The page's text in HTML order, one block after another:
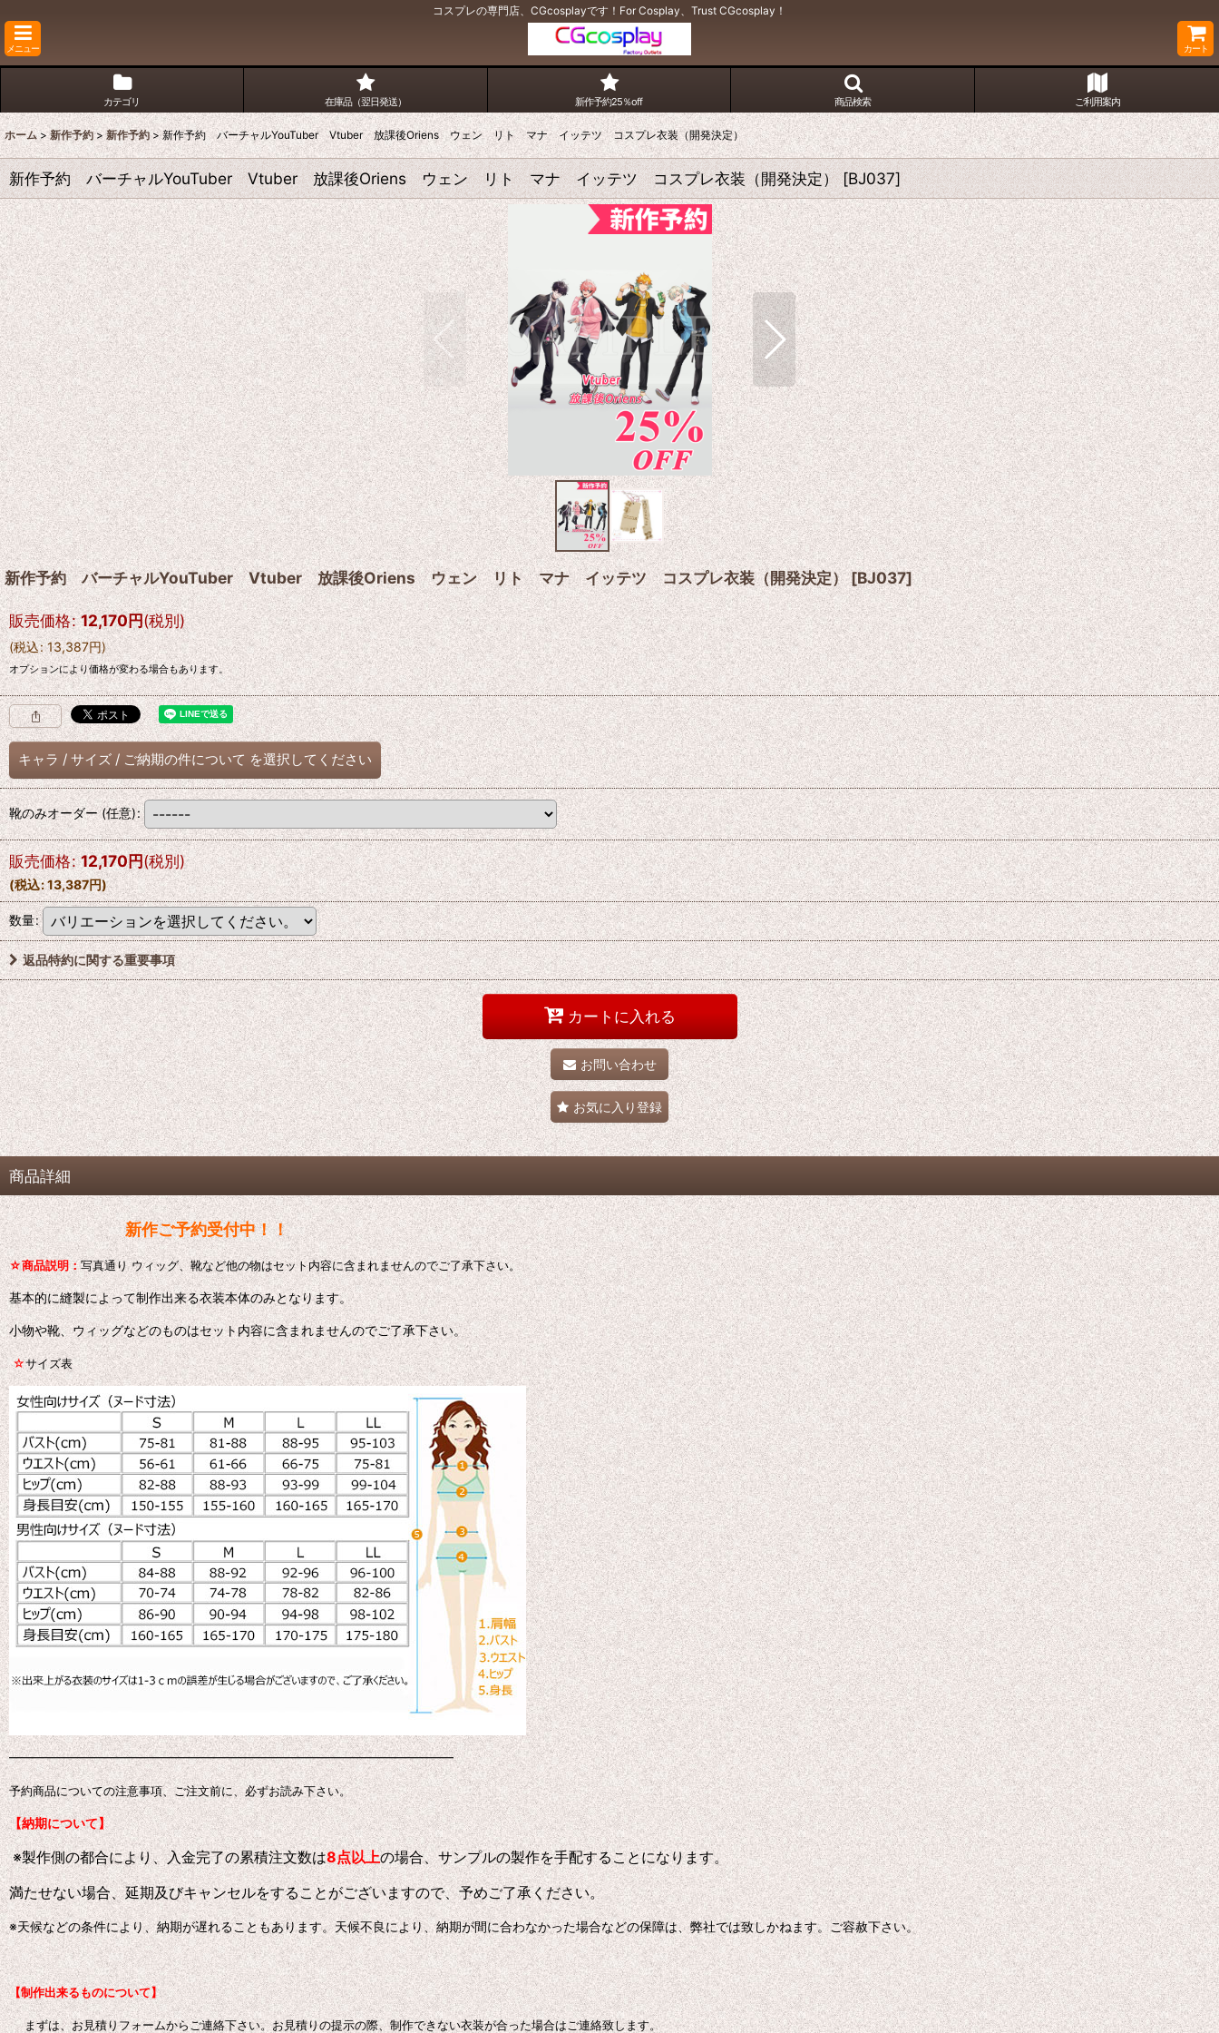
コスプレの専門店、CGcosplayです！For Cosplay、Trust CGcosplay！
メニュー カート
カテゴリ 在庫品（翌日発送） 新作予約25％off 商品検索 ご利用案内
ホーム > 新作予約 > 新作予約 > 新作予約 バーチャルYouTuber Vtuber 放課後Oriens ウェン リト マナ イッテツ コスプレ衣装（開発決定）
新作予約 バーチャルYouTuber Vtuber 放課後Oriens ウェン リト マナ イッテツ コスプレ衣装（開発決定） [BJ037]
新作予約 バーチャルYouTuber Vtuber 放課後Oriens ウェン リト マナ イッテツ コスプレ衣装（開発決定）[BJ037]
販売価格: 12,170円(税別)
(税込: 13,387円)
オプションにより価格が変わる場合もあります。
キャラ / サイズ / ご納期の件について を選択してください
靴のみオーダー(任意):
販売価格: 12,170円(税別)
(税込:13,387円)
数量:
返品特約に関する重要事項
カートに入れる
お問い合わせ
お気に入り登録
商品詳細
新作ご予約受付中！！
☆商品説明：写真通り ウィッグ、靴など他の物はセット内容に含まれませんのでご了承下さい。
基本的に縫製によって制作出来る衣装本体のみとなります。
小物や靴、ウィッグなどのものはセット内容に含まれませんのでご了承下さい。
☆サイズ表
━━━━━━━━━━━━━━━━━━━━━━━━━━━━━━━━━━━
予約商品についての注意事項、ご注文前に、必ずお読み下さい。
【納期について】
※製作側の都合により、入金完了の累積注文数は8点以上の場合、サンプルの製作を手配することになります。
満たせない場合、延期及びキャンセルをすることがございますので、予めご了承ください。
※天候などの条件により、納期が遅れることもあります。天候不良により、納期が間に合わなかった場合などの保障は、弊社では致しかねます。ご容赦下さい。
【制作出来るものについて】
まずは、お見積りフォームからご連絡下さい。お見積りの提示の際、制作できない衣装が合った場合はご連絡致します。